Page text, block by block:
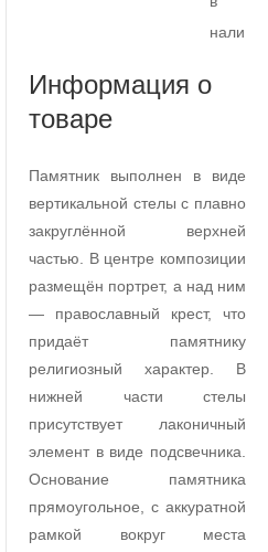
Информация о
товаре
Памятник выполнен в виде
вертикальной стелы с плавно
закруглённой верхней
частью. В центре композиции
размещён портрет, а над ним
— православный крест, что
придаёт памятнику
религиозный характер. В
нижней части стелы
присутствует лаконичный
элемент в виде подсвечника.
Основание памятника
прямоугольное, с аккуратной
рамкой вокруг места